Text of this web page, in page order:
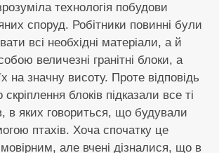
технологія побудови
споруд. Робітники повинні були
всі необхідні матеріали, а й
величезні гранітні блоки, а
на значну висоту. Проте відповідь
блоків підказали все ті
в яких говориться, що будували
птахів. Хоча спочатку це
але вчені дізналися, що в